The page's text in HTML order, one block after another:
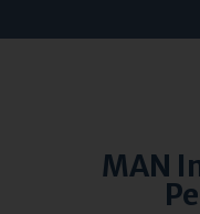
to
MAN